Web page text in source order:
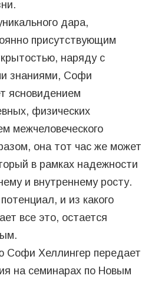
дара,
присутствующим
наряду с
знаниями, Софи
ясновидением
физических
межчеловеческого
она тот час же может
в рамках надежности
и внутреннему росту.
и из какого
все это, остается
Софи Хеллингер передает
на семинарах по Новым